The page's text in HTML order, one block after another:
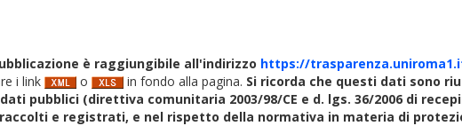
è raggiungibile all'indirizzo https://
i link
o in fondo alla pagina. Si ricorda che questi dati sono
pubblici (direttiva comunitaria 2003/98/CE e d. lgs. 36/2006 di
e registrati, e nel rispetto della normativa in materia di